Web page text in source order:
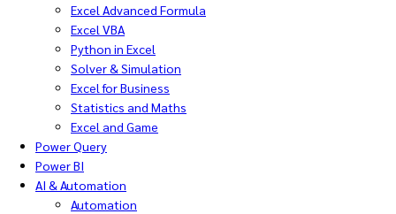
Excel Advanced Formula
Excel VBA
Python in Excel
Solver & Simulation
Excel for Business
Statistics and Maths
Excel and Game
Power Query
Power BI
AI & Automation
Automation